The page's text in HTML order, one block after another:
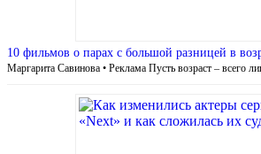
10 фильмов о парах с большой разницей в
Маргарита Савинова • Реклама Пусть возраст – всего